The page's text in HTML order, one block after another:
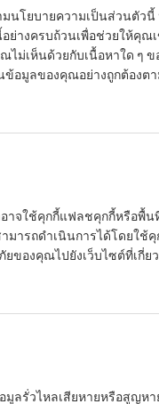
นโยบายความเป็นส่วนตัว
างครบถ้วนเพื่อช่วยให้คุณ
ม่เห็นด้วยกับเนื้อหาใด ๆ
อมูลของคุณอย่างถูกต้องต
จใช้คุกกี้แฟลชคุกกี้หรือพื้น
มารถดำเนินการได้โดยใช้
ยของคุณไปยังเว็บไซต์ที่เกี่
วไหลเสียหายหรือสูญหาย